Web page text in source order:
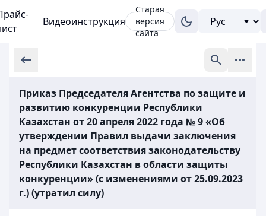
Видеоинструкция
Старая
версия
сайта
Приказ Председателя Агентства по защите и
развитию конкуренции Республики
Казахстан от 20 апреля 2022 года № 9 «Об
утверждении Правил выдачи заключения
на предмет соответствия законодательству
Республики Казахстан в области защиты
конкуренции» (с изменениями от 25.09.2023
г.) (утратил силу)